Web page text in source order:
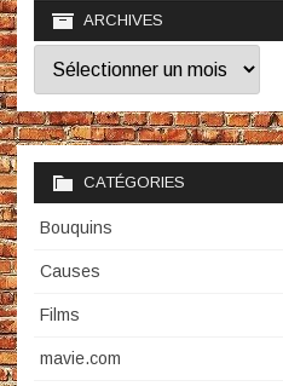
ARCHIVES
Archives
CATÉGORIES
Bouquins
Causes
Films
mavie.com